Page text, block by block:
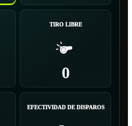
TIRO LIBRE
0
EFECTIVIDAD DE DISPAROS